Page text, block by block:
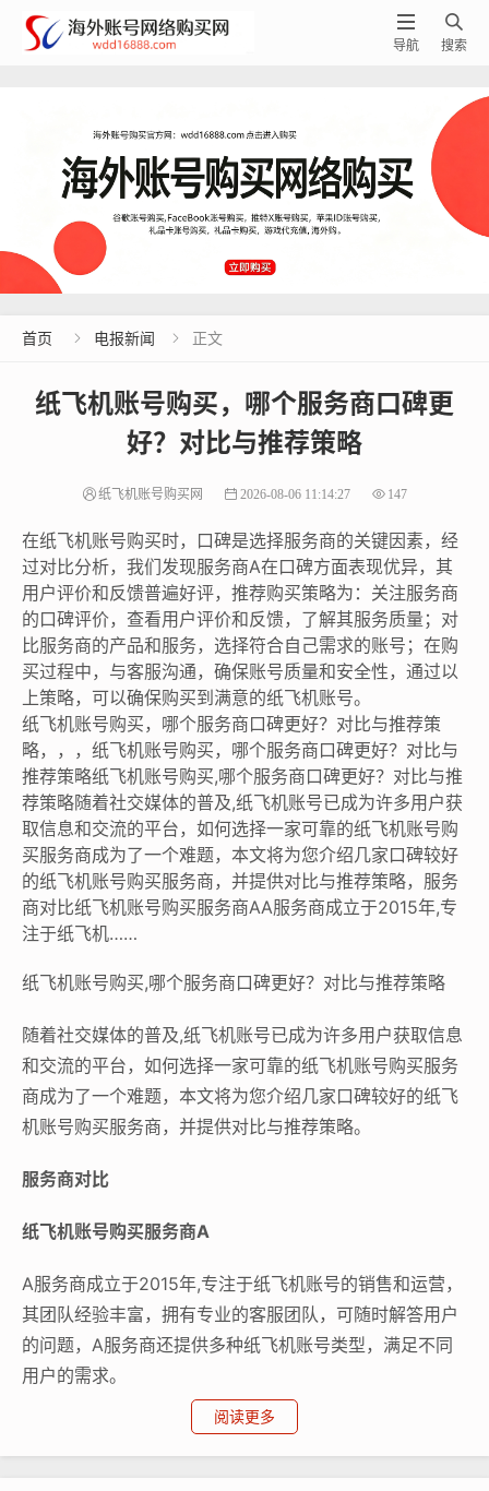

搜索

导航
首页  电报新闻  正文
纸飞机账号购买，哪个服务商口碑更
好？对比与推荐策略
纸飞机账号购买网 2026-08-06 11:14:27 147
在纸飞机账号购买时，口碑是选择服务商的关键因素，经
过对比分析，我们发现服务商A在口碑方面表现优异，其
用户评价和反馈普遍好评，推荐购买策略为：关注服务商
的口碑评价，查看用户评价和反馈，了解其服务质量；对
比服务商的产品和服务，选择符合自己需求的账号；在购
买过程中，与客服沟通，确保账号质量和安全性，通过以
上策略，可以确保购买到满意的纸飞机账号。
纸飞机账号购买，哪个服务商口碑更好？对比与推荐策
略，，，纸飞机账号购买，哪个服务商口碑更好？对比与
推荐策略纸飞机账号购买,哪个服务商口碑更好？对比与推
荐策略随着社交媒体的普及,纸飞机账号已成为许多用户获
取信息和交流的平台，如何选择一家可靠的纸飞机账号购
买服务商成为了一个难题，本文将为您介绍几家口碑较好
的纸飞机账号购买服务商，并提供对比与推荐策略，服务
商对比纸飞机账号购买服务商AA服务商成立于2015年,专
注于纸飞机……
纸飞机账号购买,哪个服务商口碑更好？对比与推荐策略
随着社交媒体的普及,纸飞机账号已成为许多用户获取信息
和交流的平台，如何选择一家可靠的纸飞机账号购买服务
商成为了一个难题，本文将为您介绍几家口碑较好的纸飞
机账号购买服务商，并提供对比与推荐策略。
服务商对比
纸飞机账号购买服务商A
A服务商成立于2015年,专注于纸飞机账号的销售和运营，
其团队经验丰富，拥有专业的客服团队，可随时解答用户
的问题，A服务商还提供多种纸飞机账号类型，满足不同
用户的需求。
阅读更多